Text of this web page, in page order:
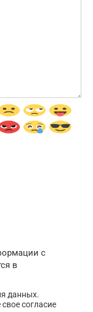
с
в
данных.
согласие